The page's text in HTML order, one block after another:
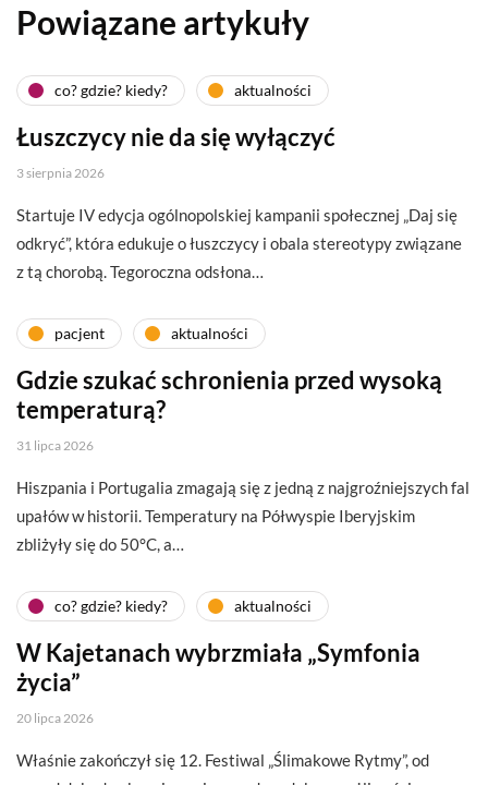
Powiązane artykuły
co? gdzie? kiedy? aktualności
Łuszczycy nie da się wyłączyć
3 sierpnia 2026
Startuje IV edycja ogólnopolskiej kampanii społecznej „Daj się
odkryć”, która edukuje o łuszczycy i obala stereotypy związane
z tą chorobą. Tegoroczna odsłona…
pacjent aktualności
Gdzie szukać schronienia przed wysoką
temperaturą?
31 lipca 2026
Hiszpania i Portugalia zmagają się z jedną z najgroźniejszych fal
upałów w historii. Temperatury na Półwyspie Iberyjskim
zbliżyły się do 50°C, a…
co? gdzie? kiedy? aktualności
W Kajetanach wybrzmiała „Symfonia
życia”
20 lipca 2026
Właśnie zakończył się 12. Festiwal „Ślimakowe Rytmy”, od